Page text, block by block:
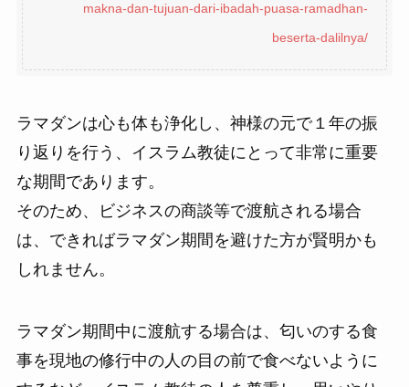
makna-dan-tujuan-dari-ibadah-puasa-ramadhan-
beserta-dalilnya/
ラマダンは心も体も浄化し、神様の元で１年の振
り返りを行う、イスラム教徒にとって非常に重要
な期間であります。
そのため、ビジネスの商談等で渡航される場合
は、できればラマダン期間を避けた方が賢明かも
しれません。
ラマダン期間中に渡航する場合は、匂いのする食
事を現地の修行中の人の目の前で食べないように